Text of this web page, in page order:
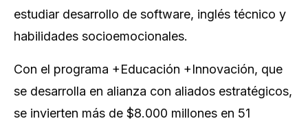
estudiar desarrollo de software, inglés técnico y
habilidades socioemocionales.
Con el programa +Educación +Innovación, que
se desarrolla en alianza con aliados estratégicos,
se invierten más de $8.000 millones en 51